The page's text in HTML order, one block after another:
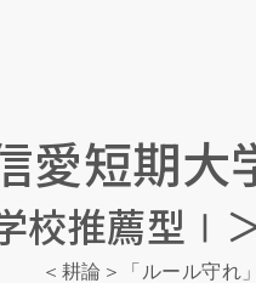
愛短期大
校推薦型Ⅰ
＜耕論＞「ルール守れ